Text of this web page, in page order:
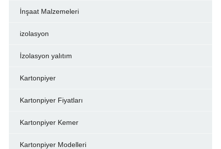
İnşaat Malzemeleri
izolasyon
İzolasyon yalıtım
Kartonpiyer
Kartonpiyer Fiyatları
Kartonpiyer Kemer
Kartonpiyer Modelleri